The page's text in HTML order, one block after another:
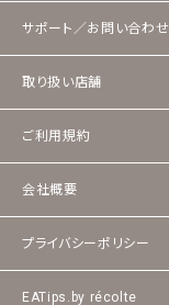
サポート／お問い合わせ
取り扱い店舗
ご利用規約
会社概要
プライバシーポリシー
EATips.by récolte